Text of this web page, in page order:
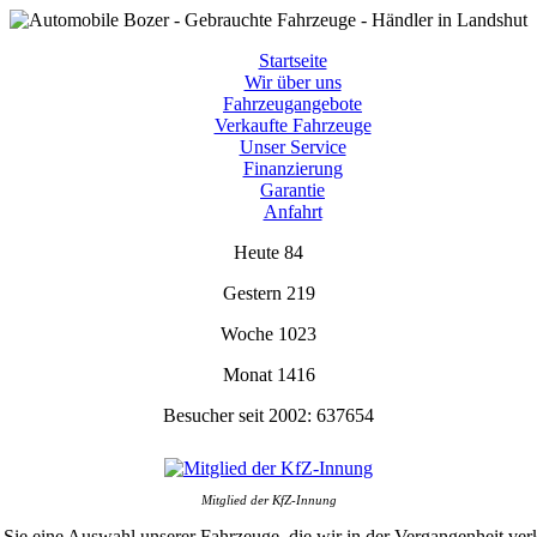
Startseite
Wir über uns
Fahrzeugangebote
Verkaufte Fahrzeuge
Unser Service
Finanzierung
Garantie
Anfahrt
Heute 84
Gestern 219
Woche 1023
Monat 1416
Besucher seit 2002: 637654
Mitglied der KfZ-Innung